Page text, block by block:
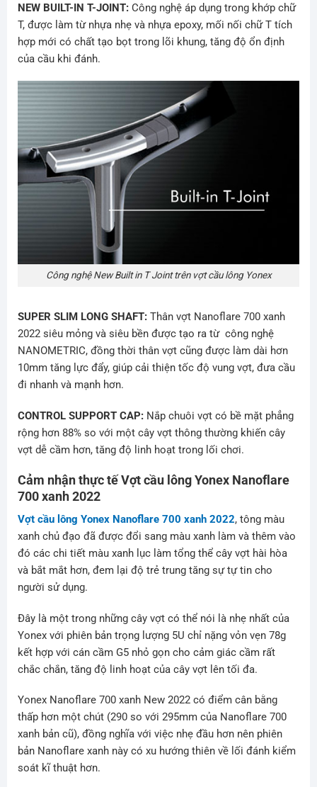
NEW BUILT-IN T-JOINT:Công nghệ áp dụng trong khớp chữ
T, được làm từ nhựa nhẹ và nhựa epoxy, mối nối chữ T tích
hợp mới có chất tạo bọt trong lõi khung, tăng độ ổn định
của cầu khi đánh.
Công nghệ New Built in T Joint trên vợt cầu lông Yonex
SUPER SLIM LONG SHAFT:Thân vợt Nanoflare 700 xanh
2022siêu mỏng và siêu bền được tạo ra từ công nghệ
NANOMETRIC, đồng thời thân vợt cũng được làm dài hơn
10mm tăng lực đẩy, giúp cải thiện tốc độ vung vợt, đưa cầu
đi nhanh và mạnh hơn.
CONTROL SUPPORT CAP:Nắp chuôi vợt có bề mặt phẳng
rộng hơn 88% so với một cây vợt thông thường khiến cây
vợt dễ cầm hơn, tăng độ linh hoạt trong lối chơi.
Cảm nhận thực tế Vợt cầu lông Yonex Nanoflare
700 xanh 2022
Vợt cầu lông Yonex Nanoflare 700 xanh 2022, tông màu
xanh chủ đạo đã được đổi sang màu xanh làm và thêm vào
đó các chi tiết màu xanh lục làm tổng thể cây vợt hài hòa
và bắt mắt hơn, đem lại độ trẻ trung tăng sự tự tin cho
người sử dụng.
Đây là một trong những cây vợt có thể nói là nhẹ nhất của
Yonex với phiên bản trọng lượng 5U chỉ nặng vỏn vẹn 78g
kết hợp với cán cầm G5 nhỏ gọn cho cảm giác cầm rất
chắc chắn, tăng độ linh hoạt của cây vợt lên tối đa.
Yonex Nanoflare 700 xanh New 2022 có điểm cân bằng
thấp hơn một chút (290 so với 295mm của Nanoflare 700
xanh bản cũ), đồng nghĩa với việc nhẹ đầu hơn nên phiên
bản Nanoflare xanh này có xu hướng thiên về lối đánh kiểm
soát kĩ thuật hơn.